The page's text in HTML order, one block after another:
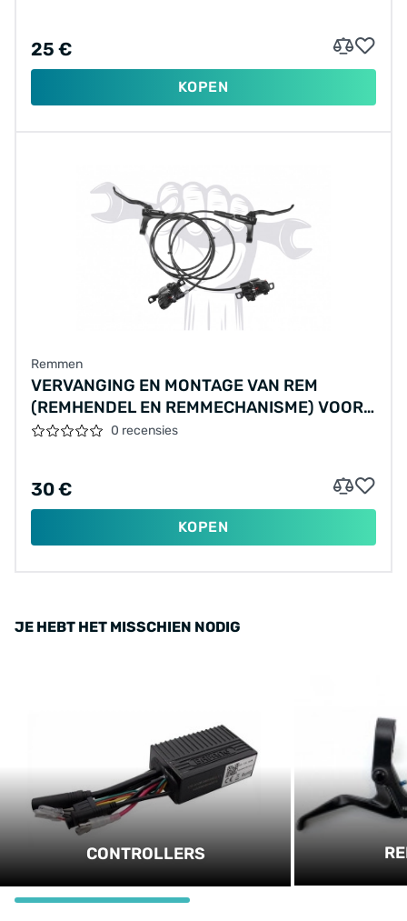
25 €
KOPEN
Remmen
VERVANGING EN MONTAGE VAN REM
(REMHENDEL EN REMMECHANISME) VOOR
RACEFIETS (ÉÉN REM), MATERIALEN APART
0 recensies
30 €
KOPEN
JE HEBT HET MISSCHIEN NODIG
CONTROLLERS